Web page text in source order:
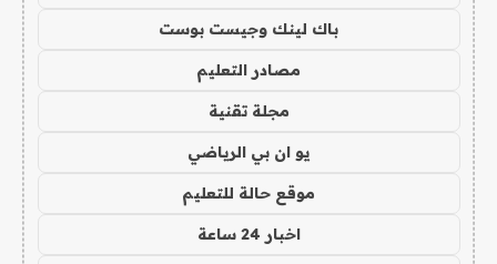
باك لينك وجيست بوست
مصادر التعليم
مجلة تقنية
يو ان بي الرياضي
موقع حالة للتعليم
اخبار 24 ساعة